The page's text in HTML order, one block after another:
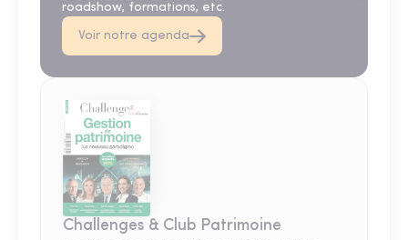
roadshow, formations, etc.
Voir notre agenda
Challenges & Club Patrimoine